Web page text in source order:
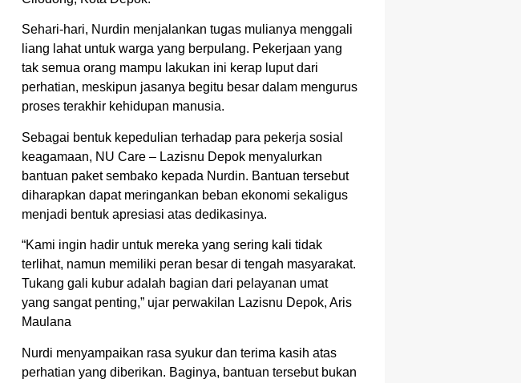
Sehari-hari, Nurdin menjalankan tugas mulianya menggali
liang lahat untuk warga yang berpulang. Pekerjaan yang
tak semua orang mampu lakukan ini kerap luput dari
perhatian, meskipun jasanya begitu besar dalam mengurus
proses terakhir kehidupan manusia.
Sebagai bentuk kepedulian terhadap para pekerja sosial
keagamaan, NU Care – Lazisnu Depok menyalurkan
bantuan paket sembako kepada Nurdin. Bantuan tersebut
diharapkan dapat meringankan beban ekonomi sekaligus
menjadi bentuk apresiasi atas dedikasinya.
“Kami ingin hadir untuk mereka yang sering kali tidak
terlihat, namun memiliki peran besar di tengah masyarakat.
Tukang gali kubur adalah bagian dari pelayanan umat
yang sangat penting,” ujar perwakilan Lazisnu Depok, Aris
Maulana
Nurdi menyampaikan rasa syukur dan terima kasih atas
perhatian yang diberikan. Baginya, bantuan tersebut bukan